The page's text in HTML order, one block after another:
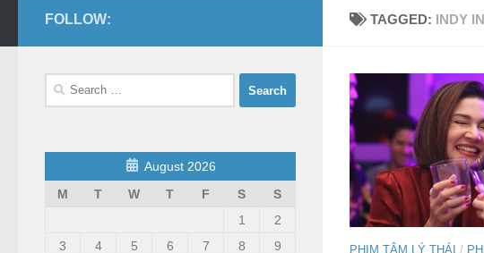
TAGGED: INDY
PHIM TÂM LÝ THÁI /
FOLLOW:
Search
August 2026
M
T W T F S
S
1
2
3
4 5 6 7 8
9